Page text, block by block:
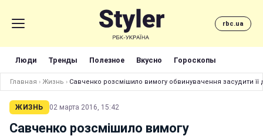
rbc.ua
Люди Тренды Полезное Вкусно Гороскопы
Главная › Жизнь › Савченко розсмішило вимогу обвинувачення засудити її
ЖИЗНЬ 02 марта 2016, 15:42
Савченко розсмішило вимогу